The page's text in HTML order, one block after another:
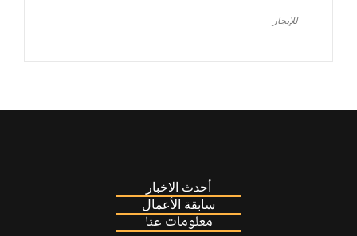
للإيجار
أحدث الاخبار
سابقة الأعمال
معلومات عنا